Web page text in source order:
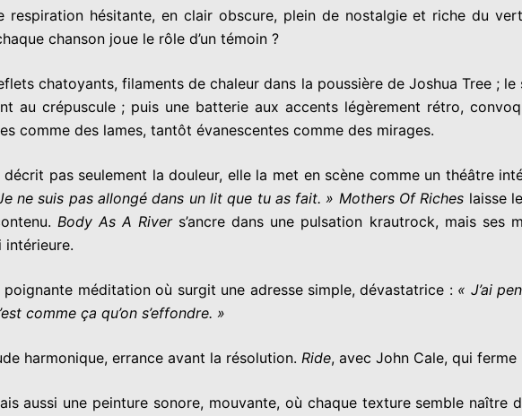
respiration hésitante, en clair obscure, plein de nostalgie et riche du
chanson joue le rôle d’un témoin ?
chatoyants, filaments de chaleur dans la poussière de Joshua Tree ; le
au crépuscule ; puis une batterie aux accents légèrement rétro,
comme des lames, tantôt évanescentes comme des mirages.
pas seulement la douleur, elle la met en scène comme un théâtre
ne suis pas allongé dans un lit que tu as fait. » Mothers Of Riches laisse
Body As A Rivers’ancre dans une pulsation krautrock, mais
intérieure.
poignante méditation où surgit une adresse simple, dévastatrice : « J’ai
comme ça qu’on s’effondre. »
harmonique, errance avant la résolution. Ride, avec John Cale, qui ferme
aussi une peinture sonore, mouvante, où chaque texture semble